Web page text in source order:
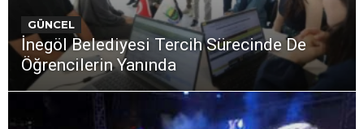
GÜNCEL
İnegöl Belediyesi Tercih Sürecinde De
Öğrencilerin Yanında